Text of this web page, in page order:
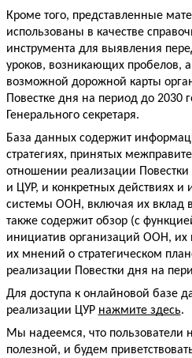
Кроме того, представленные
использованы в качестве
инструмента для выявления
уроков, возникающих пробелов,
возможной дорожной карты
Повестке дня на период до 2030
Генерального секретаря.
База данных содержит
стратегиях, принятых
отношении реализации Повестки
и ЦУР, и конкретных действиях и
системы ООН, включая их вклад
также содержит обзор (с
инициатив организаций ООН, их
их мнений о стратегическом
реализации Повестки дня на
Для доступа к онлайновой базе
реализации ЦУР нажмите здесь.
Мы надеемся, что пользователи
полезной, и будем